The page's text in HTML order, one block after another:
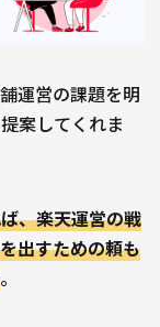
運営の課題を明
案してくれま
、楽天運営の戦
出すための頼も
。